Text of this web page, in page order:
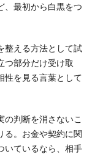
、最初から白黒をつ
整える方法として試
つ部分だけ受け取
性を見る言葉として
の判断を消さないこ
る。お金や契約に関
いているなら、相手